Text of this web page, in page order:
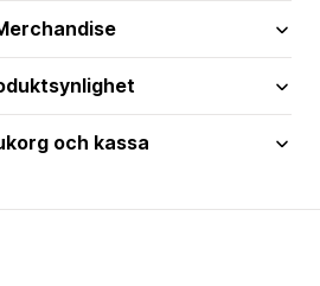
och kassa